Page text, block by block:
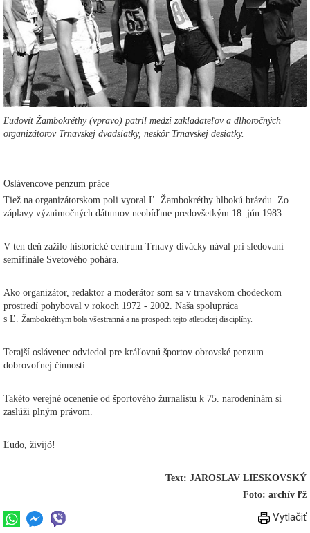
Ľudovít Žambokréthy (vpravo) patril medzi zakladateľov a dlhoročných
organizátorov Trnavskej dvadsiatky, neskôr Trnavskej desiatky.
Oslávencove penzum práce
Tiež na organizátorskom poli vyoral Ľ. Žambokréthy hlbokú brázdu. Zo
záplavy význimočných dátumov neobíďme predovšetkým 18. jún 1983.
V ten deň zažilo historické centrum Trnavy divácky nával pri sledovaní
semifinále Svetového pohára.
Ako organizátor, redaktor a moderátor som sa v trnavskom chodeckom
prostredí pohyboval v rokoch 1972 - 2002. Naša spolupráca
s Ľ. Žambokréthym bola všestranná a na prospech tejto atletickej disciplíny.
Terajší oslávenec odviedol pre kráľovnú športov obrovské penzum
dobrovoľnej činnosti.
Takéto verejné ocenenie od športového žurnalistu k 75. narodeninám si
zaslúži plným právom.
Ľudo, živijó!
Text: JAROSLAV LIESKOVSKÝ
Foto: archív ľž
Vytlačiť